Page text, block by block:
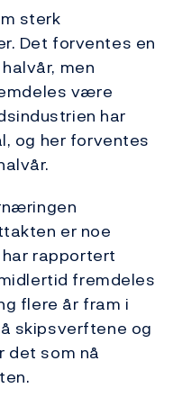
sterk
Det forventes en
men
være
har
og her forventes
er noe
rapportert
fremdeles
flere år fram i
skipsverftene og
det som nå